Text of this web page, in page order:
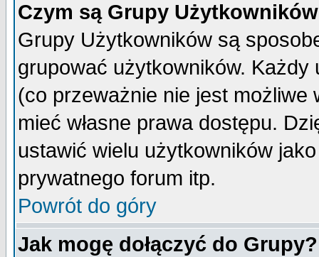
Czym są Grupy
Grupy Użytkowników są
grupować użytkowników.
(co przeważnie nie jest
mieć własne prawa dostępu.
ustawić wielu użytkowników
prywatnego forum itp.
Powrót do góry
Jak mogę dołączyć do Grupy?